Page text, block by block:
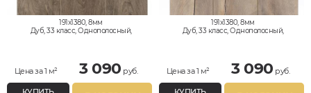
191x1380, 8мм
Дуб, 33 класс, Однополосный,
Цена за 1 м² 3 090 руб.
191x1380, 8мм
Дуб, 33 класс, Однополосный,
Цена за 1 м² 3 090 руб.